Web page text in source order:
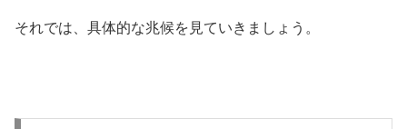
それでは、具体的な兆候を見ていきましょう。